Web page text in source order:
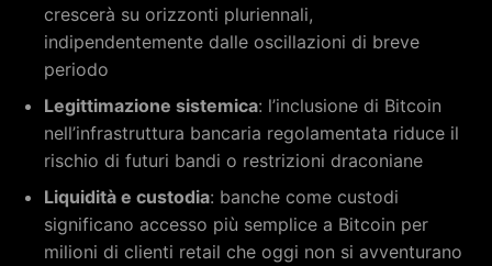
crescerà su orizzonti pluriennali,
indipendentemente dalle oscillazioni di breve
periodo
Legittimazione sistemica: l’inclusione di Bitcoin
nell’infrastruttura bancaria regolamentata riduce il
rischio di futuri bandi o restrizioni draconiane
Liquidità e custodia: banche come custodi
significano accesso più semplice a Bitcoin per
milioni di clienti retail che oggi non si avventurano